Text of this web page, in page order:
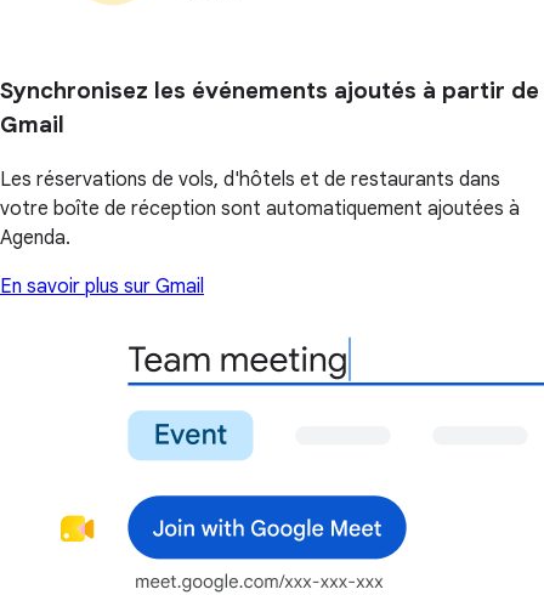
Synchronisez les événements ajoutés à partir de
Gmail
Les réservations de vols, d'hôtels et de restaurants dans
votre boîte de réception sont automatiquement ajoutées à
Agenda.
En savoir plus sur Gmail